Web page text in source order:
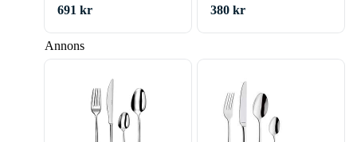
Annons
691 kr
380 kr